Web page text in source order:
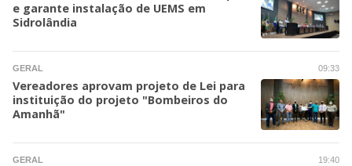
e garante instalação de UEMS em
Sidrolândia
09:33
GERAL
Vereadores aprovam projeto de Lei para
instituição do projeto "Bombeiros do
Amanhã"
19:40
GERAL